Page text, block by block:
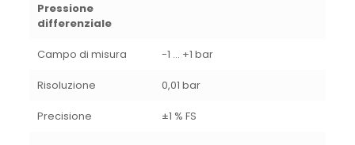
Pressione
differenziale
Campo di misura -1 … +1 bar
Risoluzione 0,01 bar
Precisione ±1 % FS